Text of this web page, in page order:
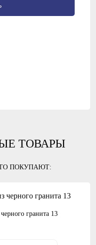
ТОВАРЫ
ПОКУПАЮТ:
гранита 13